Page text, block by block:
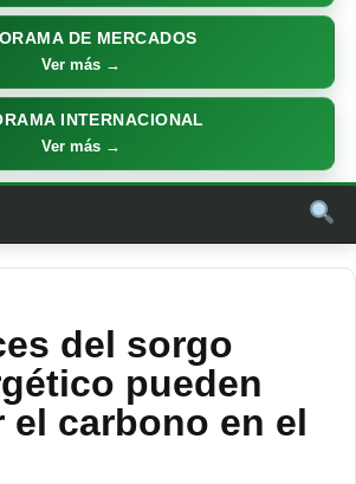
DE MERCADOS
Ver más →
INTERNACIONAL
Ver más →
del sorgo
pueden
el carbono en el